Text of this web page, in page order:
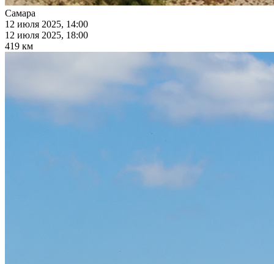
Самара
12 июля 2025, 14:00
12 июля 2025, 18:00
419 км